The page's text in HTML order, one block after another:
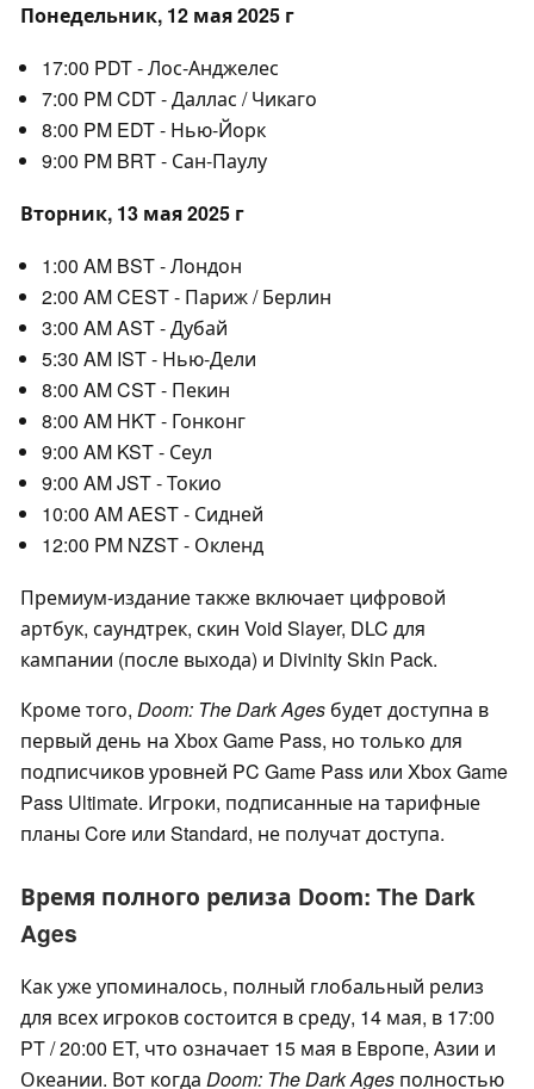
Понедельник, 12 мая 2025 г
17:00 PDT - Лос-Анджелес
7:00 PM CDT - Даллас / Чикаго
8:00 PM EDT - Нью-Йорк
9:00 PM BRT - Сан-Паулу
Вторник, 13 мая 2025 г
1:00 AM BST - Лондон
2:00 AM CEST - Париж / Берлин
3:00 AM AST - Дубай
5:30 AM IST - Нью-Дели
8:00 AM CST - Пекин
8:00 AM HKT - Гонконг
9:00 AM KST - Сеул
9:00 AM JST - Токио
10:00 AM AEST - Сидней
12:00 PM NZST - Окленд
Премиум-издание также включает цифровой
артбук, саундтрек, скин Void Slayer, DLC для
кампании (после выхода) и Divinity Skin Pack.
Кроме того, Doom: The Dark Ages будет доступна в
первый день на Xbox Game Pass, но только для
подписчиков уровней PC Game Pass или Xbox Game
Pass Ultimate. Игроки, подписанные на тарифные
планы Core или Standard, не получат доступа.
Время полного релиза Doom: The Dark
Ages
Как уже упоминалось, полный глобальный релиз
для всех игроков состоится в среду, 14 мая, в 17:00
PT / 20:00 ET, что означает 15 мая в Европе, Азии и
Океании. Вот когда Doom: The Dark Ages полностью